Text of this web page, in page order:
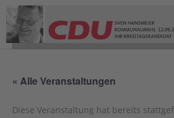
« Alle Veranstaltungen
Diese Veranstaltung hat bereits